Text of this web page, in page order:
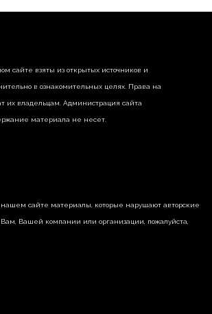
сайте взяты из открытых источников и
в ознакомительных целях. Права на
их владельцам. Администрация сайта
материала не несет.
сайте материалы, которые нарушают авторские
Вашей компании или организации, пожалуйста,